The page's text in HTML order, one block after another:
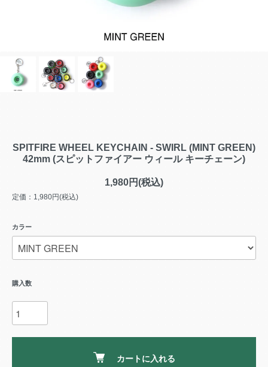
SPITFIRE WHEEL KEYCHAIN - SWIRL (MINT GREEN)
42mm (スピットファイアー ウィール キーチェーン)
1,980円(税込)
定価：1,980円(税込)
カラー
購入数
カートに入れる